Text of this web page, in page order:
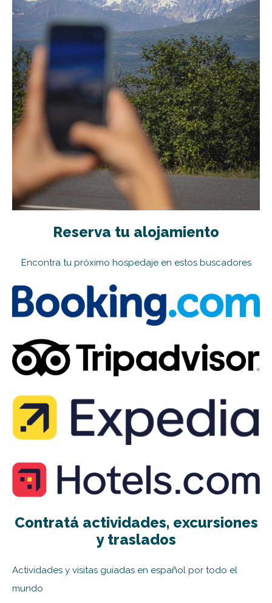
Reserva tu alojamiento
Encontra tu próximo hospedaje en estos buscadores
Contratá actividades, excursiones
y traslados
Actividades y visitas guiadas en español por todo el
mundo